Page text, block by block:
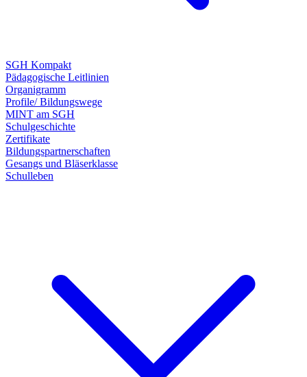
SGH Kompakt
Pädagogische Leitlinien
Organigramm
Profile/ Bildungswege
MINT am SGH
Schulgeschichte
Zertifikate
Bildungspartnerschaften
Gesangs und Bläserklasse
Schulleben